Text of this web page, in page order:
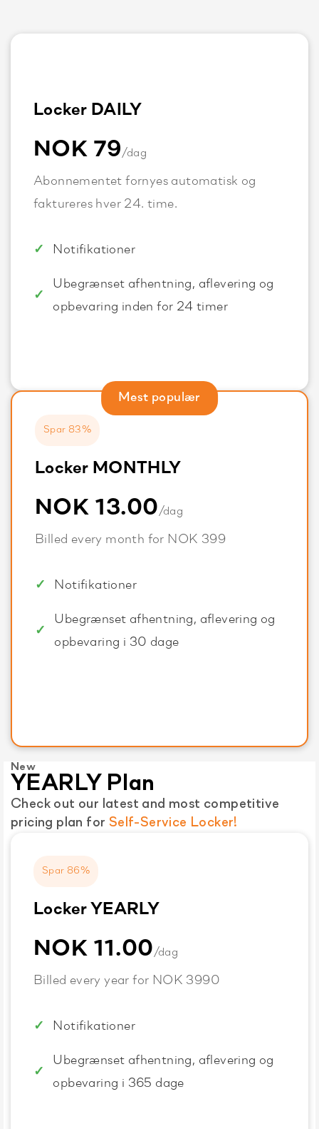
Locker DAILY
NOK 79/dag
Abonnementet fornyes automatisk og
faktureres hver 24. time.
Notifikationer
Ubegrænset afhentning, aflevering og
opbevaring inden for 24 timer
Mest populær
Spar 83%
Locker MONTHLY
NOK 13.00/dag
Billed every month for NOK 399
Notifikationer
Ubegrænset afhentning, aflevering og
opbevaring i 30 dage
New
YEARLY Plan
Check out our latest and most competitive
pricing plan for Self-Service Locker!
Spar 86%
Locker YEARLY
NOK 11.00/dag
Billed every year for NOK 3990
Notifikationer
Ubegrænset afhentning, aflevering og
opbevaring i 365 dage